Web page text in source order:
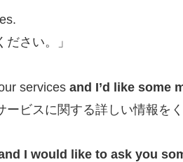
ださい。」
services and I’d like some
ービスに関する詳しい情報をく
I would like to ask you